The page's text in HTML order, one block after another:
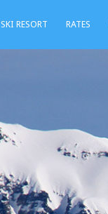
SKI RESORT RATES